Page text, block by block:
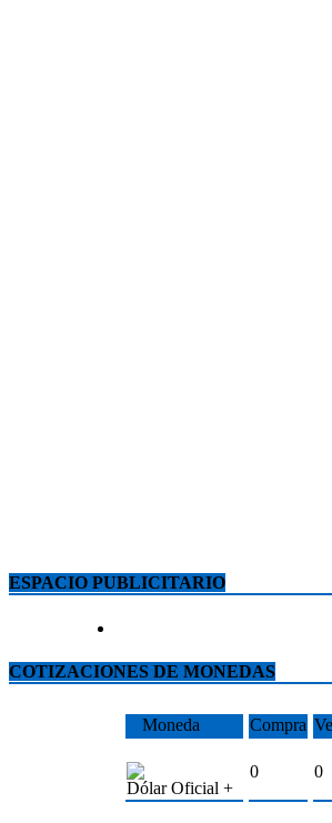
ESPACIO PUBLICITARIO
COTIZACIONES DE MONEDAS
Moneda Compra
Dólar Oficial +
0 0